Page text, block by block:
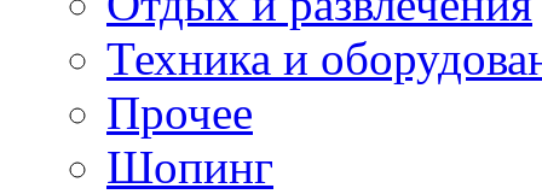
Техника и
Прочее
Шопинг